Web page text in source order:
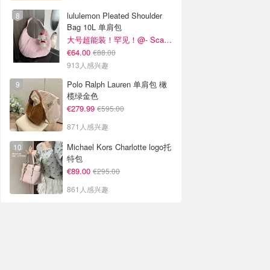
lululemon Pleated Shoulder
Bag 10L 单肩包
大号超能装！罕见！@- Scarlett
€64.00 €88.00
913人感兴趣
Polo Ralph Lauren 单肩包 橄
榄绿金色
€279.99 €595.00
871人感兴趣
Michael Kors Charlotte logo托
特包
€89.00 €295.00
861人感兴趣